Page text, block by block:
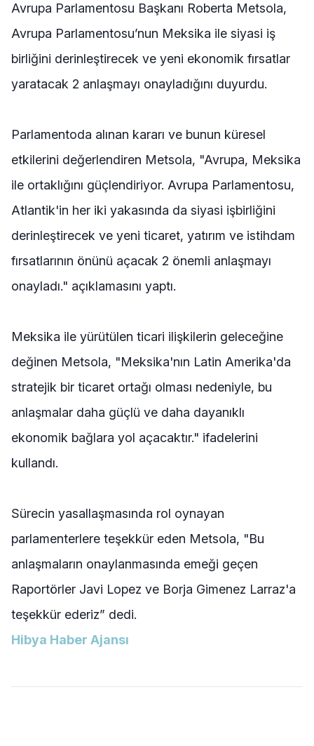
Avrupa Parlamentosu Başkanı Roberta Metsola,
Avrupa Parlamentosu’nun Meksika ile siyasi iş
birliğini derinleştirecek ve yeni ekonomik fırsatlar
yaratacak 2 anlaşmayı onayladığını duyurdu.
Parlamentoda alınan kararı ve bunun küresel
etkilerini değerlendiren Metsola, "Avrupa, Meksika
ile ortaklığını güçlendiriyor. Avrupa Parlamentosu,
Atlantik'in her iki yakasında da siyasi işbirliğini
derinleştirecek ve yeni ticaret, yatırım ve istihdam
fırsatlarının önünü açacak 2 önemli anlaşmayı
onayladı." açıklamasını yaptı.
Meksika ile yürütülen ticari ilişkilerin geleceğine
değinen Metsola, "Meksika'nın Latin Amerika'da
stratejik bir ticaret ortağı olması nedeniyle, bu
anlaşmalar daha güçlü ve daha dayanıklı
ekonomik bağlara yol açacaktır." ifadelerini
kullandı.
Sürecin yasallaşmasında rol oynayan
parlamenterlere teşekkür eden Metsola, "Bu
anlaşmaların onaylanmasında emeği geçen
Raportörler Javi Lopez ve Borja Gimenez Larraz'a
teşekkür ederiz” dedi.
Hibya Haber Ajansı